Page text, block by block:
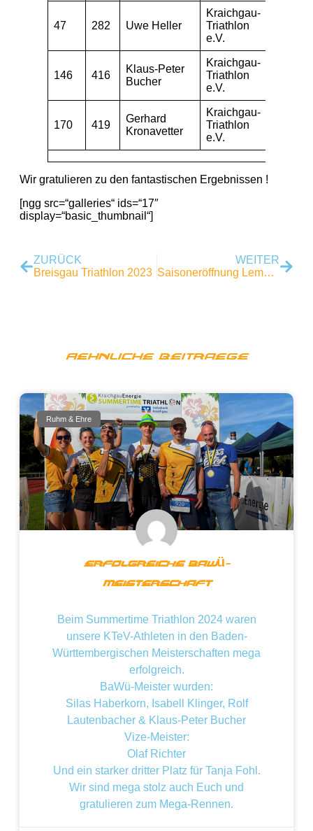
47 282 Uwe Heller
Kraichgau-
Triathlon
e.V.
146 416
Klaus-Peter
Bucher
Kraichgau-
Triathlon
e.V.
170 419
Gerhard
Kronavetter
Kraichgau-
Triathlon
e.V.
Wir gratulieren zu den fantastischen Ergebnissen !
[ngg src=“galleries“ ids=“17″
display=“basic_thumbnail“]
ZURÜCK
Breisgau Triathlon 2023
WEITER
Saisoneröffnung Lemming Swim & Run
Aehnliche Beitraege
Ruhm & Ehre
Erfolgreiche BaWü-
Meisterschaft
Beim Summertime Triathlon 2024 waren
unsere KTeV-Athleten in den Baden-
Württembergischen Meisterschaften mega
erfolgreich.
BaWü-Meister wurden:
Silas Haberkorn, Isabell Klinger, Rolf
Lautenbacher & Klaus-Peter Bucher
Vize-Meister:
Olaf Richter
Und ein starker dritter Platz für Tanja Fohl.
Wir sind mega stolz auch Euch und
gratulieren zum Mega-Rennen.